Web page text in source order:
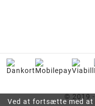
Ved at fortsætte med at
© 2019